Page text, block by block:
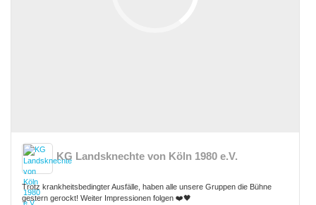
KG Landsknechte von Köln 1980 e.V.
Trotz krankheitsbedingter Ausfälle, haben alle unsere Gruppen die Bühne
gestern gerockt! Weiter Impressionen folgen ❤️🖤